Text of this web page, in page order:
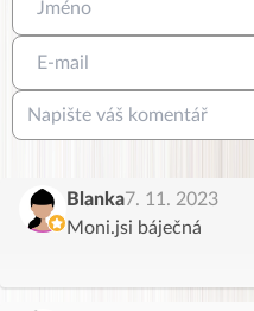
Blanka7. 11. 2023
Moni.jsi báječná